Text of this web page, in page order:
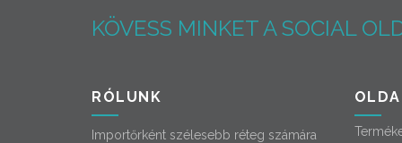
KÖVESS MINKET A SOCIAL
RÓLUNK
Importőrként szélesebb réteg számára